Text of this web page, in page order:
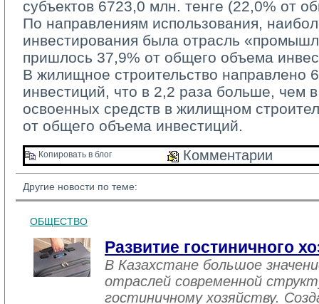
субъектов 6723,0 млн. тенге (22,0% от
По направлениям использования,
инвестирования была отрасль
пришлось 37,9% от общего объема
В жилищное строительство направлено
инвестиций, что в 2,2 раза больше, чем
освоенных средств в жилищном
от общего объема инвестиций.
Копировать в блог Комментарии
Другие новости по теме:
ОБЩЕСТВО
Развитие гостиничного
В Казахстане большое
отраслей современной
гостиничному хозяйству.